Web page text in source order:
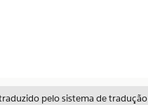
pelo sistema de tradução